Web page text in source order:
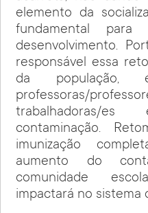
elemento da
fundamental
desenvolvimento.
responsável essa
da população,
professoras/
trabalhadoras/
contaminação.
imunização
aumento do
comunidade
impactará no sistema